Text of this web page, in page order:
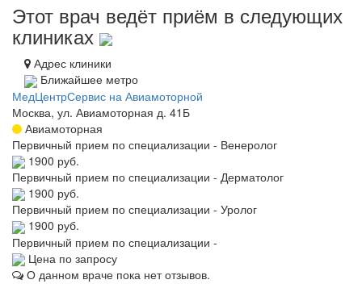
Этот врач ведёт приём в следующих
клиниках
Адрес клиники
Ближайшее метро
МедЦентрСервис на Авиамоторной
Москва, ул. Авиамоторная д. 41Б
Авиамоторная
Первичный прием по специализации - Венеролог
1900 руб.
Первичный прием по специализации - Дерматолог
1900 руб.
Первичный прием по специализации - Уролог
1900 руб.
Первичный прием по специализации -
Цена по запросу
О данном враче пока нет отзывов.